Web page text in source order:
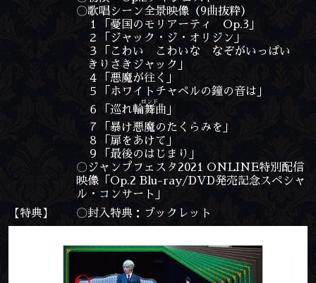
〇歌唱シーン全景映像（9曲抜粋）
１「憂国のモリアーティ Op.3」
２「ジャック・ジ・オリジン」
３「こわい こわいな なぞがいっぱい
きりさきジャック」
４「悪魔が往く」
５「ホワイトチャペルの鐘の音は」
６「巡れ輪舞曲
ロンド
」
７「暴け悪魔のたくらみを」
８「扉をあけて」
９「最後のはじまり」
〇ジャンプフェスタ2021 ONLINE特別配信
映像「Op.2 Blu-ray/DVD発売記念スペシャ
ル・コンサート」
【特典】
〇封入特典：ブックレット